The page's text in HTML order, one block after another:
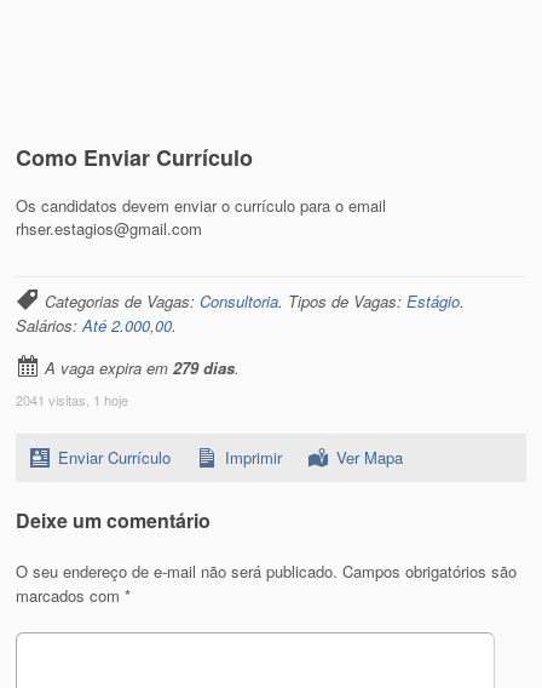
Como Enviar Currículo
Os candidatos devem enviar o currículo para o email
rhser.estagios@gmail.com
Categorias de Vagas:Consultoria. Tipos de Vagas:Estágio.
Salários:Até 2.000,00.
A vaga expira em279 dias.
2041 visitas, 1 hoje
Enviar Currículo Imprimir Ver Mapa
Deixe um comentário
O seu endereço de e-mail não será publicado. Campos obrigatórios são
marcados com*